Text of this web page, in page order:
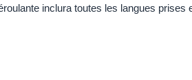
inclura toutes les langues prises